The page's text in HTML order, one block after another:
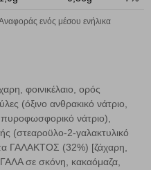
ενός μέσου ενήλικα
φοινικέλαιο, ορός
(όξινο ανθρακικό νάτριο,
πυροφωσφορικό νάτριο),
(στεαροϋλο-2-γαλακτυλικό
ΓΑΛΑΚΤΟΣ (32%) [ζάχαρη,
σε σκόνη, κακαόμαζα,
Πάντα Ενεργό
όλων
όλων